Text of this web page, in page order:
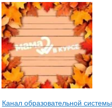
Канал образовательной системы